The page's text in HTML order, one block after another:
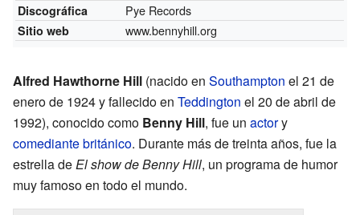
Discográfica Pye Records
Sitio web www.bennyhill.org
Alfred Hawthorne Hill (nacido en Southampton el 21 de
enero de 1924 y fallecido en Teddington el 20 de abril de
1992), conocido como Benny Hill, fue un actory
comediantebritánico. Durante más de treinta años, fue la
estrella deEl show de Benny Hill, un programa de humor
muy famoso en todo el mundo.